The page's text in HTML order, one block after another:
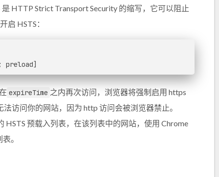
HTTP Strict Transport Security 的缩写，它可以阻止
启 HSTS：
preload]
expireTime 之内再次访问，浏览器将强制启用 https
访问你的网站，因为 http 访问会被浏览器禁止。
HSTS 预载入列表，在该列表中的网站，使用 Chrome
。